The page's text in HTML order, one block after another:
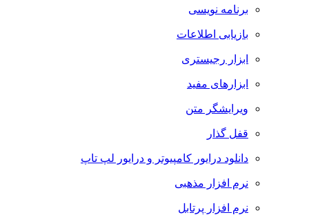
برنامه نویسی
بازیابی اطلاعات
ابزار رجیستری
ابزارهای مفید
ویرایشگر متن
قفل گذار
دانلود درایور کامپیوتر و درایور لپ تاپ
نرم افزار مذهبی
نرم افزار پرتابل